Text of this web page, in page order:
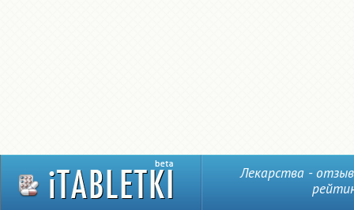
Лекарства -